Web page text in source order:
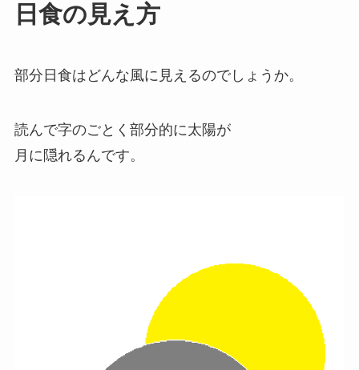
日食の見え方
部分日食はどんな風に見えるのでしょうか。
読んで字のごとく部分的に太陽が
月に隠れるんです。